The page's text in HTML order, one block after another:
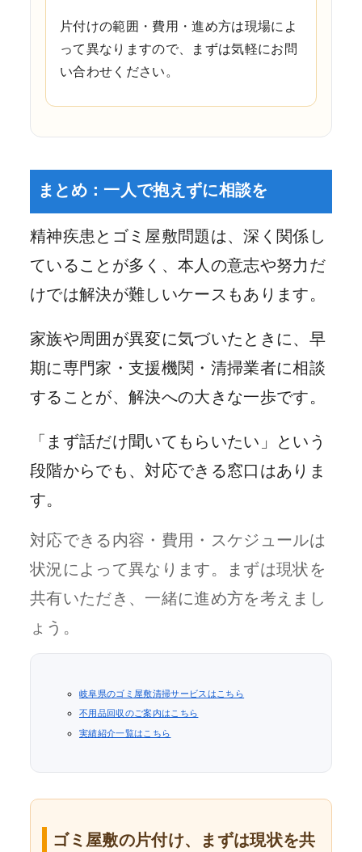
片付けの範囲・費用・進め方は現場によ
って異なりますので、まずは気軽にお問
い合わせください。
まとめ：一人で抱えずに相談を
精神疾患とゴミ屋敷問題は、深く関係し
ていることが多く、本人の意志や努力だ
けでは解決が難しいケースもあります。
家族や周囲が異変に気づいたときに、早
期に専門家・支援機関・清掃業者に相談
することが、解決への大きな一歩です。
「まず話だけ聞いてもらいたい」という
段階からでも、対応できる窓口はありま
す。
対応できる内容・費用・スケジュールは
状況によって異なります。まずは現状を
共有いただき、一緒に進め方を考えまし
ょう。
岐阜県のゴミ屋敷清掃サービスはこちら
不用品回収のご案内はこちら
実績紹介一覧はこちら
ゴミ屋敷の片付け、まずは現状を共